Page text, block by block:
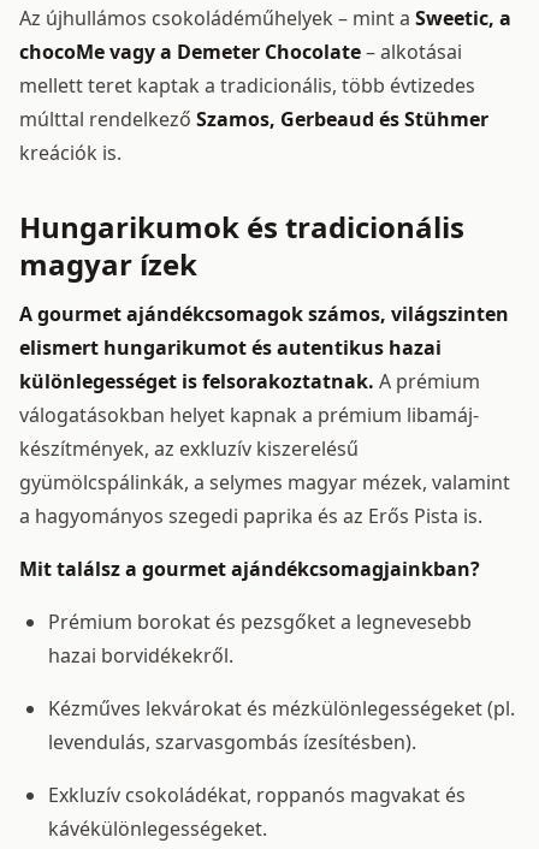
Az újhullámos csokoládéműhelyek – mint a Sweetic, a
chocoMe vagy a Demeter Chocolate– alkotásai
mellett teret kaptak a tradicionális, több évtizedes
múlttal rendelkező Szamos, Gerbeaud és Stühmer
kreációk is.
Hungarikumok és tradicionális
magyar ízek
A gourmet ajándékcsomagok számos, világszinten
elismert hungarikumot és autentikus hazai
különlegességet is felsorakoztatnak. A prémium
válogatásokban helyet kapnak a prémium libamáj-
készítmények, az exkluzív kiszerelésű
gyümölcspálinkák, a selymes magyar mézek, valamint
a hagyományos szegedi paprika és az Erős Pista is.
Mit találsz a gourmet ajándékcsomagjainkban?
Prémium borokat és pezsgőket a legnevesebb
hazai borvidékekről.
Kézműves lekvárokat és mézkülönlegességeket (pl.
levendulás, szarvasgombás ízesítésben).
Exkluzív csokoládékat, roppanós magvakat és
kávékülönlegességeket.